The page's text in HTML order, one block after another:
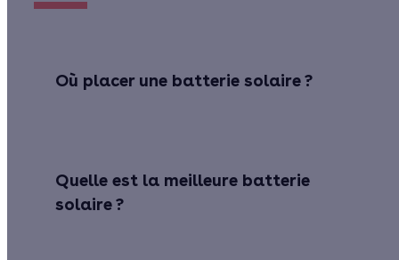
Où placer une batterie solaire ?
Quelle est la meilleure batterie
solaire ?